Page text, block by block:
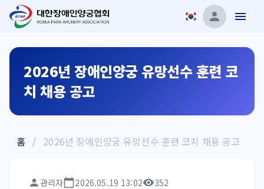
2026년 장애인양궁 유망선수 훈련 코
치 채용 공고
홈 / 2026년 장애인양궁 유망선수 훈련 코치 채용 공고
관리자 2026.05.19 13:02 352